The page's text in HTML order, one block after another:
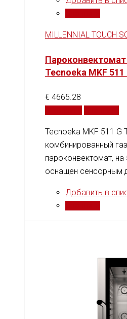
MILLENNIAL TOUCH
Tecnoeka MKF 511
€ 4665.28
Tecnoeka MKF 511 G
комбинированный
пароконвектомат, на
оснащен сенсорным
Добавить в